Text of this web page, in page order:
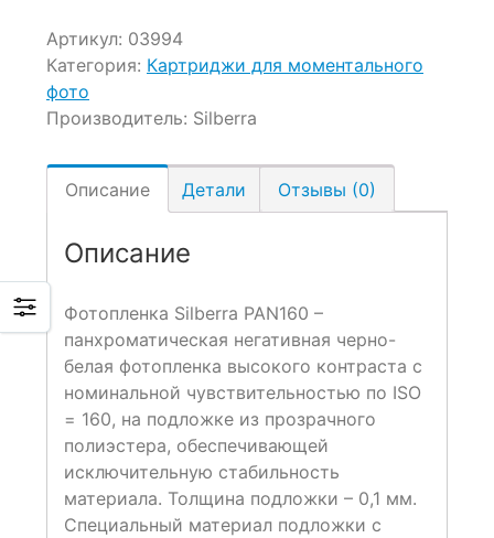
Артикул: 03994
Категория: Картриджи для моментального
фото
Производитель: Silberra
Описание Детали Отзывы (0)
Описание
Фотопленка Silberra PAN160 –
панхроматическая негативная черно-
белая фотопленка высокого контраста с
номинальной чувствительностью по ISO
= 160, на подложке из прозрачного
полиэстера, обеспечивающей
исключительную стабильность
материала. Толщина подложки – 0,1 мм.
Специальный материал подложки с